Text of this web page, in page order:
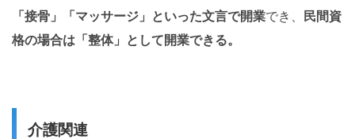
「接骨」「マッサージ」といった文言で開業でき、
民間資
格の場合は「整体」として開業できる。
介護関連